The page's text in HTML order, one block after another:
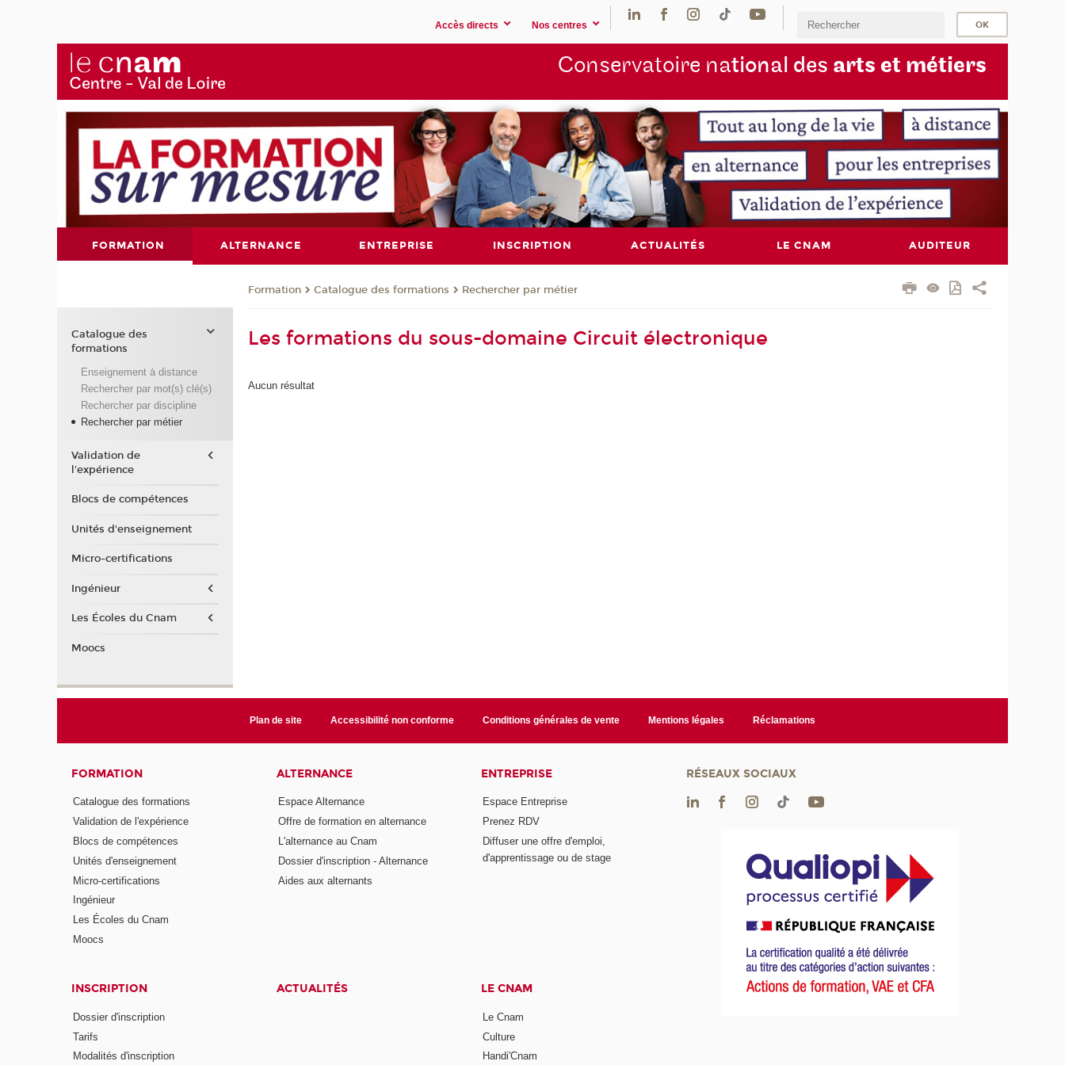
Accès directs Nos centres
Conservatoire national des arts et métiers
FORMATION ALTERNANCE ENTREPRISE INSCRIPTION ACTUALITÉS LE CNAM AUDITEUR
Formation Catalogue des formations Rechercher par métier
Les formations du sous-domaine Circuit électronique
Aucun résultat
Catalogue des
formations
Enseignement à distance
Rechercher par mot(s) clé(s)
Rechercher par discipline
Rechercher par métier
Validation de
l'expérience
Blocs de compétences
Unités d'enseignement
Micro-certifications
Ingénieur
Les Écoles du Cnam
Moocs
Plan de site Accessibilité non conforme Conditions générales de vente Mentions légales Réclamations
FORMATION
Catalogue des formations
Validation de l'expérience
Blocs de compétences
Unités d'enseignement
Micro-certifications
Ingénieur
Les Écoles du Cnam
Moocs
ALTERNANCE
Espace Alternance
Offre de formation en alternance
L'alternance au Cnam
Dossier d'inscription - Alternance
Aides aux alternants
ENTREPRISE
Espace Entreprise
Prenez RDV
Diffuser une offre d'emploi,
d'apprentissage ou de stage
INSCRIPTION
Dossier d'inscription
Tarifs
Modalités d'inscription
ACTUALITÉS LE CNAM
Le Cnam
Culture
Handi'Cnam
RÉSEAUX SOCIAUX